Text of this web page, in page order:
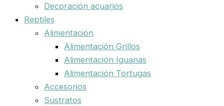
Decoración acuarios
Reptiles
Alimentación
Alimentación Grillos
Alimentación Iguanas
Alimentación Tortugas
Accesorios
Sustratos